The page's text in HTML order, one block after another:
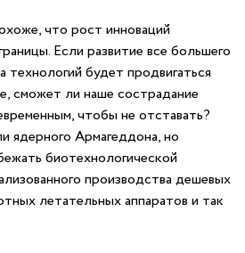
что рост инноваций
Если развитие все большего
технологий будет продвигаться
сможет ли наше сострадание
чтобы не отставать?
ядерного Армагеддона, но
биотехнологической
производства дешевых
летательных аппаратов и так